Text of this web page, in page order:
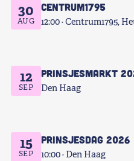
30
AUG
Centrum1795
12:00 Centrum1795,
12
SEP
Prinsjesmarkt
Den Haag
15
SEP
Prinsjesdag 2026
10:00 Den Haag